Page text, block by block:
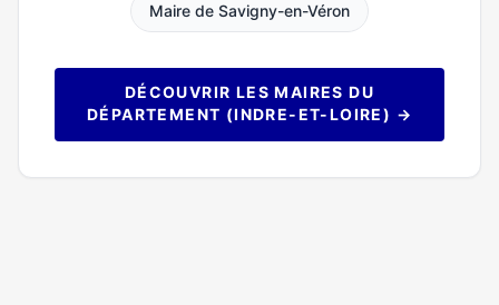
Maire de Savigny-en-Véron
DÉCOUVRIR LES MAIRES DU
DÉPARTEMENT (INDRE-ET-LOIRE) →